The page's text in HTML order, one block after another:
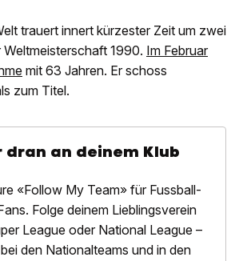
trauert innert kürzester Zeit um zwei
1990. Im Februar
mit 63 Jahren. Er schoss
zum Titel.
dran an deinem Klub
«Follow My Team» für Fussball-
Folge deinem Lieblingsverein
League oder National League –
den Nationalteams und in den